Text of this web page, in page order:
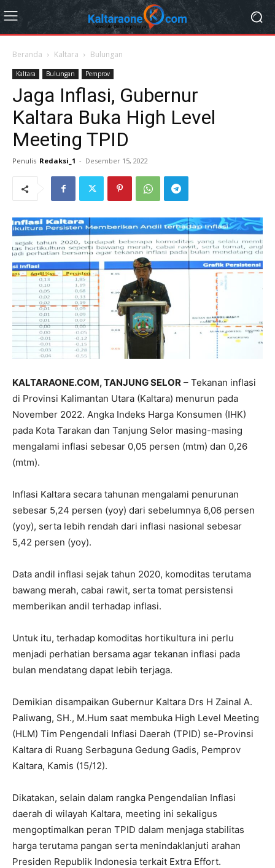
Beranda Kaltara Bulungan
Kaltara Bulungan Pemprov
Jaga Inflasi, Gubernur
Kaltara Buka High Level
Meeting TPID
Penulis Redaksi_1 - Desember 15, 2022
KALTARAONE.COM, TANJUNG SELOR – Tekanan inflasi
di Provinsi Kalimantan Utara (Kaltara) menurun pada
November 2022. Angka Indeks Harga Konsumen (IHK)
pada Kota Tarakan dan Tanjung Selor masing-masing
mengalami inflasi sebesar 0,05 persen (mtm) dan 0,26
(mtm).
Inflasi Kaltara secara tahunan mengalami penurunan
sebesar 5,24 persen (yoy) dari sebelumnya 6,06 persen
(yoy), serta lebih rendah dari inflasi nasional sebesar
5,42 persen (yoy).
Data andil inflasi sejak tahun 2020, komoditas terutama
bawang merah, cabai rawit, serta tomat persistensi
memberikan andil terhadap inflasi.
Untuk itu, terhadap komoditas hortikultura ini perlu
menjadi perhatian bersama agar tekanan inflasi pada
bulan mendatang dapat lebih terjaga.
Demikian disampaikan Gubernur Kaltara Drs H Zainal A.
Paliwang, SH., M.Hum saat membuka High Level Meeting
(HLM) Tim Pengendali Inflasi Daerah (TPID) se-Provinsi
Kaltara di Ruang Serbaguna Gedung Gadis, Pemprov
Kaltara, Kamis (15/12).
Dikatakan, selain dalam rangka Pengendalian Inflasi
daerah di wilayah Kaltara, meeting ini sekaligus
mengoptimalkan peran TPID dalam menjaga stabilitas
harga terutama pangan serta menindaklanjuti arahan
Presiden Republik Indonesia terkait Extra Effort.